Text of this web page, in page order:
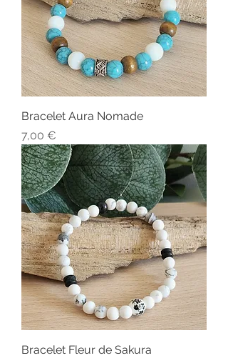
Bracelet Aura Nomade
Prix
7,00 €
Bracelet Fleur de Sakura